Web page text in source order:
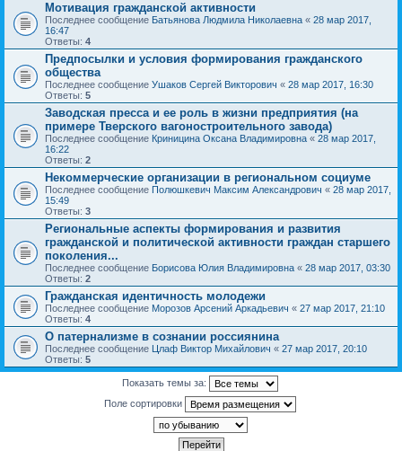
Мотивация гражданской активности
Последнее сообщение Батьянова Людмила Николаевна « 28 мар 2017,
16:47
Ответы: 4
Предпосылки и условия формирования гражданского
общества
Последнее сообщение Ушаков Сергей Викторович « 28 мар 2017, 16:30
Ответы: 5
Заводская пресса и ее роль в жизни предприятия (на
примере Тверского вагоностроительного завода)
Последнее сообщение Криницина Оксана Владимировна « 28 мар 2017,
16:22
Ответы: 2
Некоммерческие организации в региональном социуме
Последнее сообщение Полюшкевич Максим Александрович « 28 мар 2017,
15:49
Ответы: 3
Региональные аспекты формирования и развития
гражданской и политической активности граждан старшего
поколения...
Последнее сообщение Борисова Юлия Владимировна « 28 мар 2017, 03:30
Ответы: 2
Гражданская идентичность молодежи
Последнее сообщение Морозов Арсений Аркадьевич « 27 мар 2017, 21:10
Ответы: 4
О патернализме в сознании россиянина
Последнее сообщение Цлаф Виктор Михайлович « 27 мар 2017, 20:10
Ответы: 5
Показать темы за:
Поле сортировки